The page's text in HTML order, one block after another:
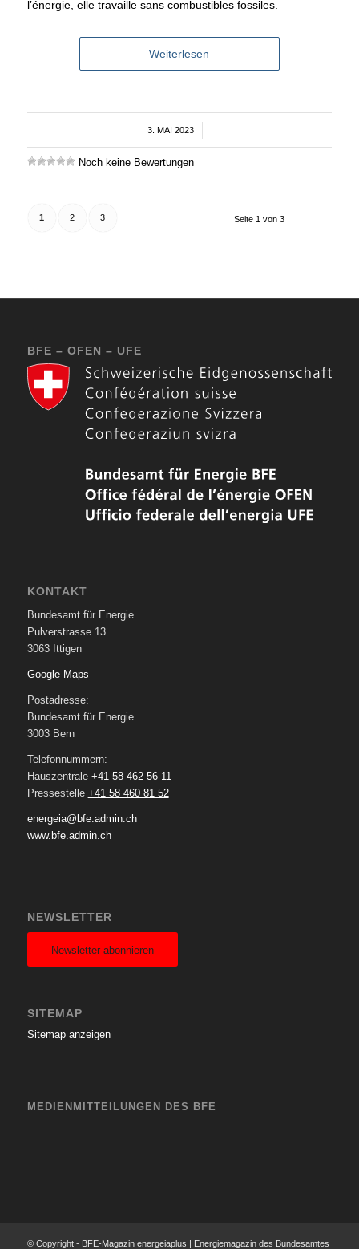
l’énergie, elle travaille sans combustibles fossiles.
Weiterlesen
3. MAI 2023
/
Noch keine Bewertungen
Seite 1 von 3
1 2 3
BFE – OFEN – UFE
KONTAKT
Bundesamt für Energie
Pulverstrasse 13
3063 Ittigen
Google Maps
Postadresse:
Bundesamt für Energie
3003 Bern
Telefonnummern:
Hauszentrale +41 58 462 56 11
Pressestelle +41 58 460 81 52
energeia@bfe.admin.ch
www.bfe.admin.ch
NEWSLETTER
Newsletter abonnieren
SITEMAP
Sitemap anzeigen
MEDIENMITTEILUNGEN DES BFE
© Copyright - BFE-Magazin energeiaplus | Energiemagazin des Bundesamtes